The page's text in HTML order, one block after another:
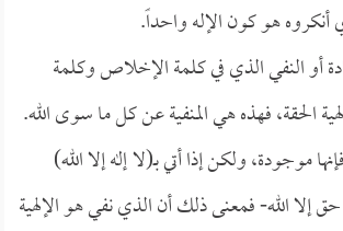
أنكروه هو كون الإله واحداً.
أو النفي الذي في كلمة الإخلاص وكلمة
الحقة، فهذه هي المنفية عن كل ما سوى الله.
موجودة، ولكن إذا أتي بـ(لا إله إلا الله)
إلا الله- فمعنى ذلك أن الذي نفي هو الإلهية